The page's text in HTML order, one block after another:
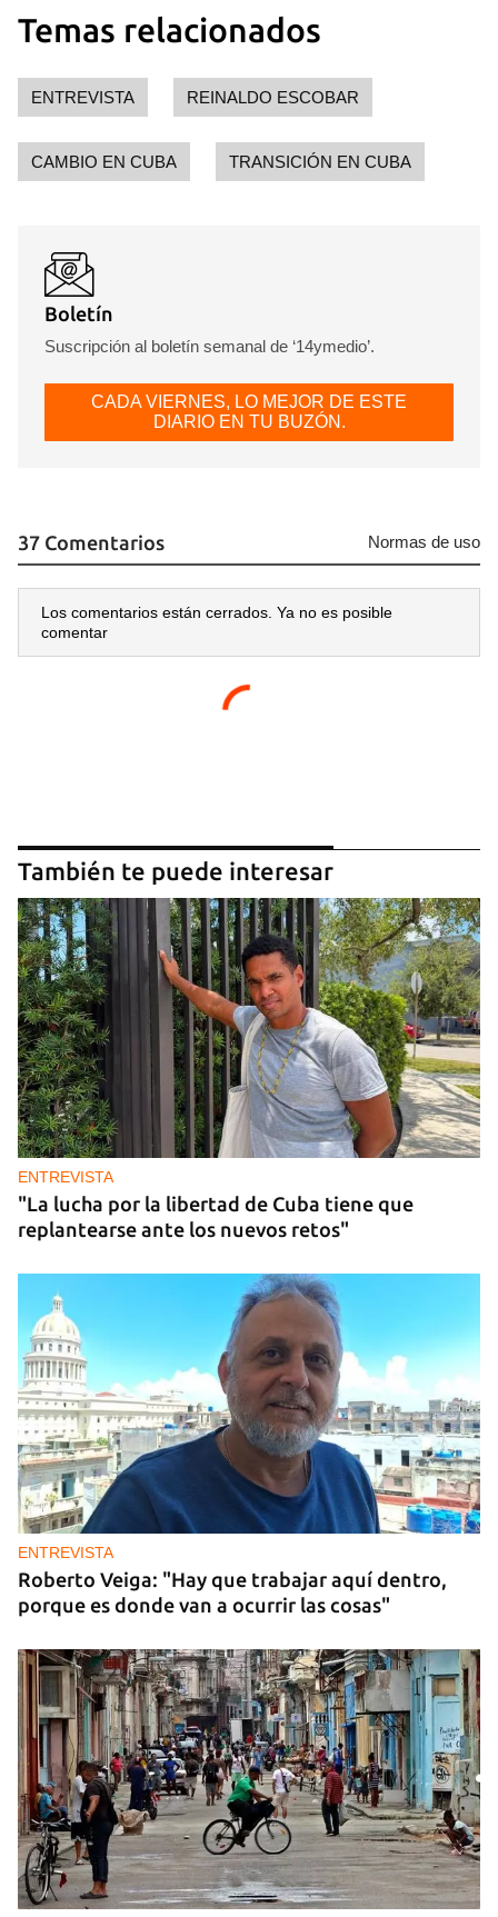
Temas relacionados
ENTREVISTA REINALDO ESCOBAR
CAMBIO EN CUBA TRANSICIÓN EN CUBA
Boletín
Suscripción al boletín semanal de ‘14ymedio’.
CADA VIERNES, LO MEJOR DE ESTE
DIARIO EN TU BUZÓN.
37 Comentarios Normas de uso
Los comentarios están cerrados. Ya no es posible
comentar
También te puede interesar
ENTREVISTA
"La lucha por la libertad de Cuba tiene que
replantearse ante los nuevos retos"
ENTREVISTA
Roberto Veiga: "Hay que trabajar aquí dentro,
porque es donde van a ocurrir las cosas"